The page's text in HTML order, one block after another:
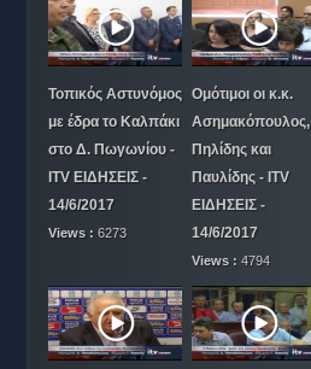
Τοπικός Αστυνόμος
με έδρα το Καλπάκι
στο Δ. Πωγωνίου -
ITV ΕΙΔΗΣΕΙΣ -
14/6/2017
Views : 6273
Ομότιμοι οι κ.κ.
Ασημακόπουλος,
Πηλίδης και
Παυλίδης - ITV
ΕΙΔΗΣΕΙΣ -
14/6/2017
Views :4794